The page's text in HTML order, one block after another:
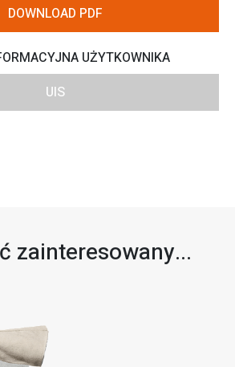
DOWNLOAD PDF
UŻYTKOWNIKA
UIS
zainteresowany...